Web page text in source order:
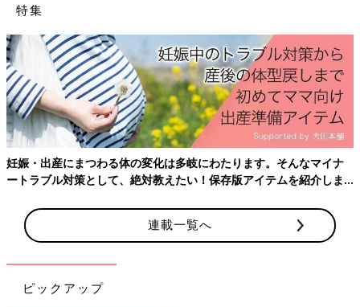
出典：Instagramアカウント「nami73911」
お子さんと一緒にベランダ菜園をはじめたというnami73911さ
んてとっても貴重な経験ですね。
特集
妊娠・出産にまつわる体の変化は多岐にわたります。そんなマイナ
ートラブル対策として、絶対教えたい！保存版アイテムを紹介しま
連載一覧へ
ピックアップ